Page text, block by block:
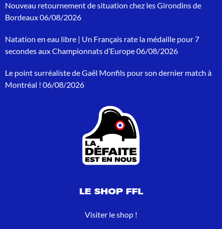
c
o
u
:
Nouveau retournement de situation chez les Girondins de
Bordeaux06/08/2026
Natation en eau libre | Un Français rate la médaille pour 7
secondes aux Championnats d’Europe06/08/2026
Le point surréaliste de Gaël Monfils pour son dernier match à
Montréal ! 06/08/2026
LE SHOP FFL
Visiter le shop !